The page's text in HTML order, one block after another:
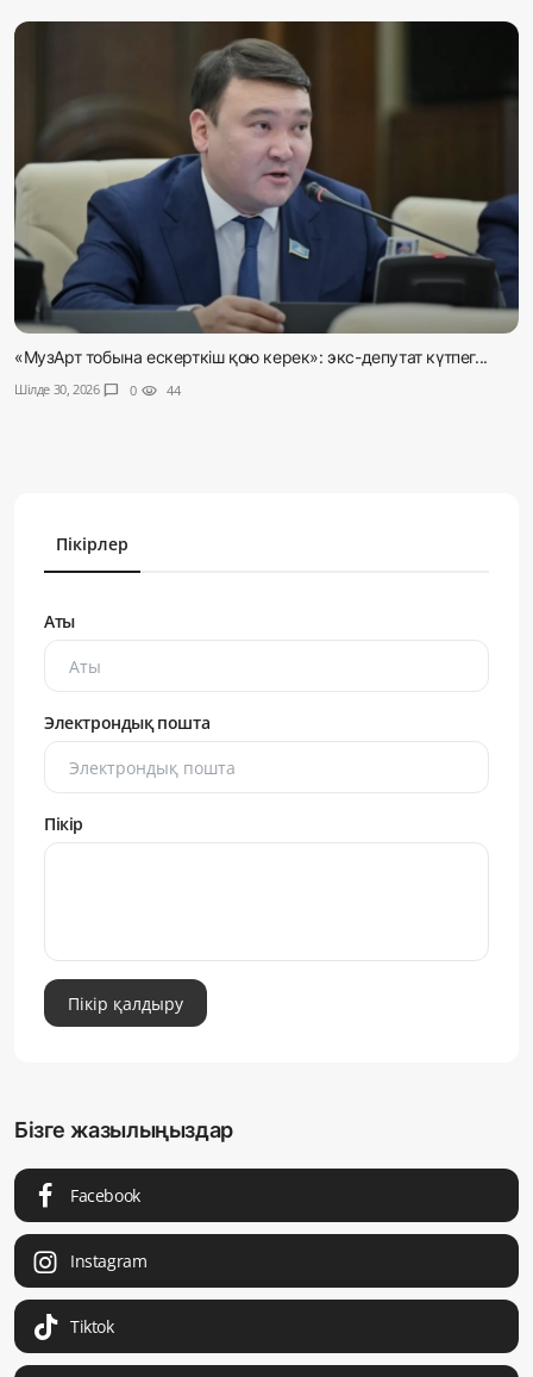
«МузАрт тобына ескерткіш қою керек»: экс-депутат күтпег...
Шілде 30, 2026 chat_bubble 0 visibility 44
Пікірлер
Аты
Электрондық пошта
Пікір
Пікір қалдыру
Бізге жазылыңыздар
Facebook
Instagram
Tiktok